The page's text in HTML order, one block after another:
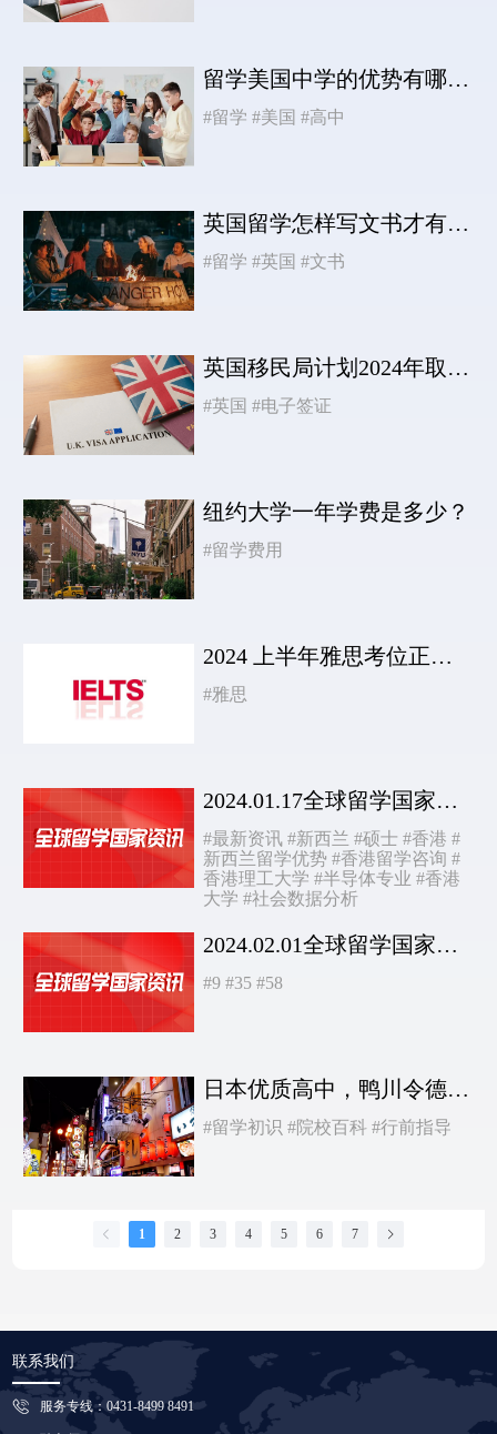
留学美国中学的优势有哪些？
#留学 #美国 #高中
英国留学怎样写文书才有效？手把手教你！
#留学 #英国 #文书
英国移民局计划2024年取代现有BRP形式！
#英国 #电子签证
纽约大学一年学费是多少？
#留学费用
2024 上半年雅思考位正式官宣，收藏起来！
#雅思
2024.01.17全球留学国家资讯
#最新资讯 #新西兰 #硕士 #香港 #
新西兰留学优势 #香港留学咨询 #
香港理工大学 #半导体专业 #香港
大学 #社会数据分析
2024.02.01全球留学国家资讯
#9 #35 #58
日本优质高中，鸭川令德高等学校等你来
#留学初识 #院校百科 #行前指导
1 2 3 4 5 6 7
联系我们
服务专线：0431-8499 8491